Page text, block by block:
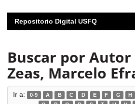
Repositorio Digital USFQ
Buscar por Autor
Zeas, Marcelo
Ir a: 0-9 A B C D E F G H